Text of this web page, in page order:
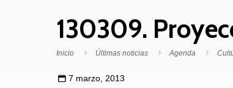
130309.
Inicio Últimas noticias Agenda
7 marzo, 2013